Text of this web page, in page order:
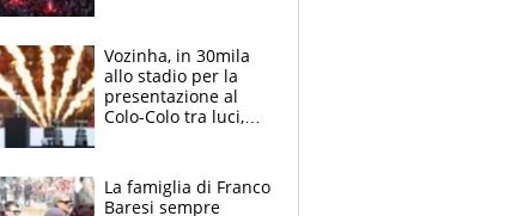
Vozinha, in 30mila
allo stadio per la
presentazione al
Colo-Colo tra luci,
La famiglia di Franco
Baresi sempre